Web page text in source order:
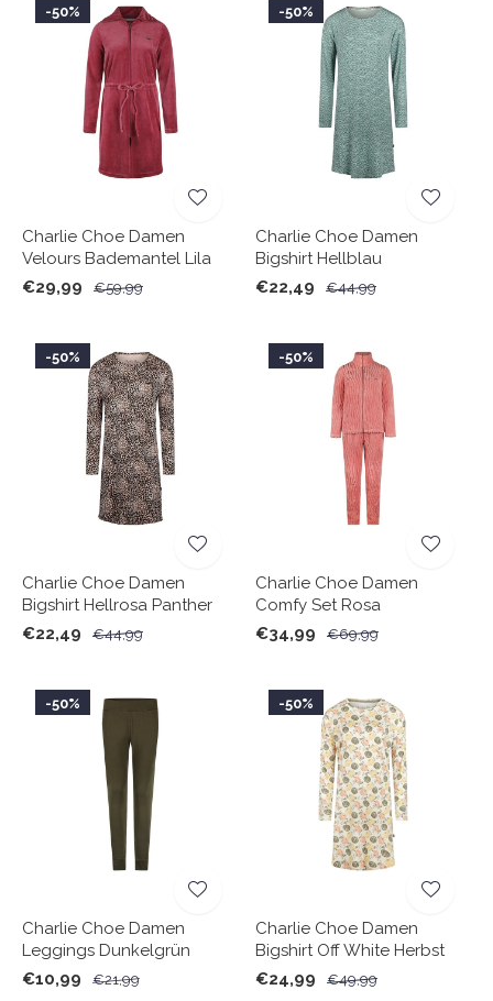
-50%
Charlie Choe Damen
Velours Bademantel Lila
€29,99
€59,99
-50%
Charlie Choe Damen
Bigshirt Hellblau
€22,49
€44,99
-50%
Charlie Choe Damen
Bigshirt Hellrosa Panther
€22,49
€44,99
-50%
Charlie Choe Damen
Comfy Set Rosa
€34,99
€69,99
-50%
Charlie Choe Damen
Leggings Dunkelgrün
€10,99
€21,99
-50%
Charlie Choe Damen
Bigshirt Off White Herbst
€24,99
€49,99